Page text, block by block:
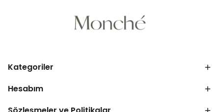
Kategoriler
Hesabım